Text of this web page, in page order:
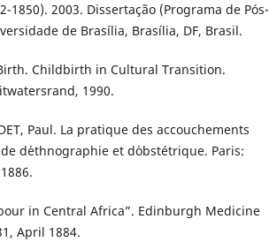
1850). 2003. Dissertação (Programa de Pós-
de Brasília, Brasília, DF, Brasil.
Childbirth in Cultural Transition.
1990.
Paul. La pratique des accouchements
d´ethnographie et d´obstétrique. Paris:
in Central Africa”. Edinburgh Medicine
April 1884.